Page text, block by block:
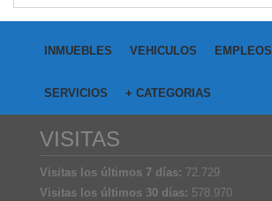
INMUEBLES VEHICULOS EMPLEOS
SERVICIOS + CATEGORIAS
VISITAS
Visitas los últimos 7 días: 72.729
Visitas los últimos 30 días: 578.970